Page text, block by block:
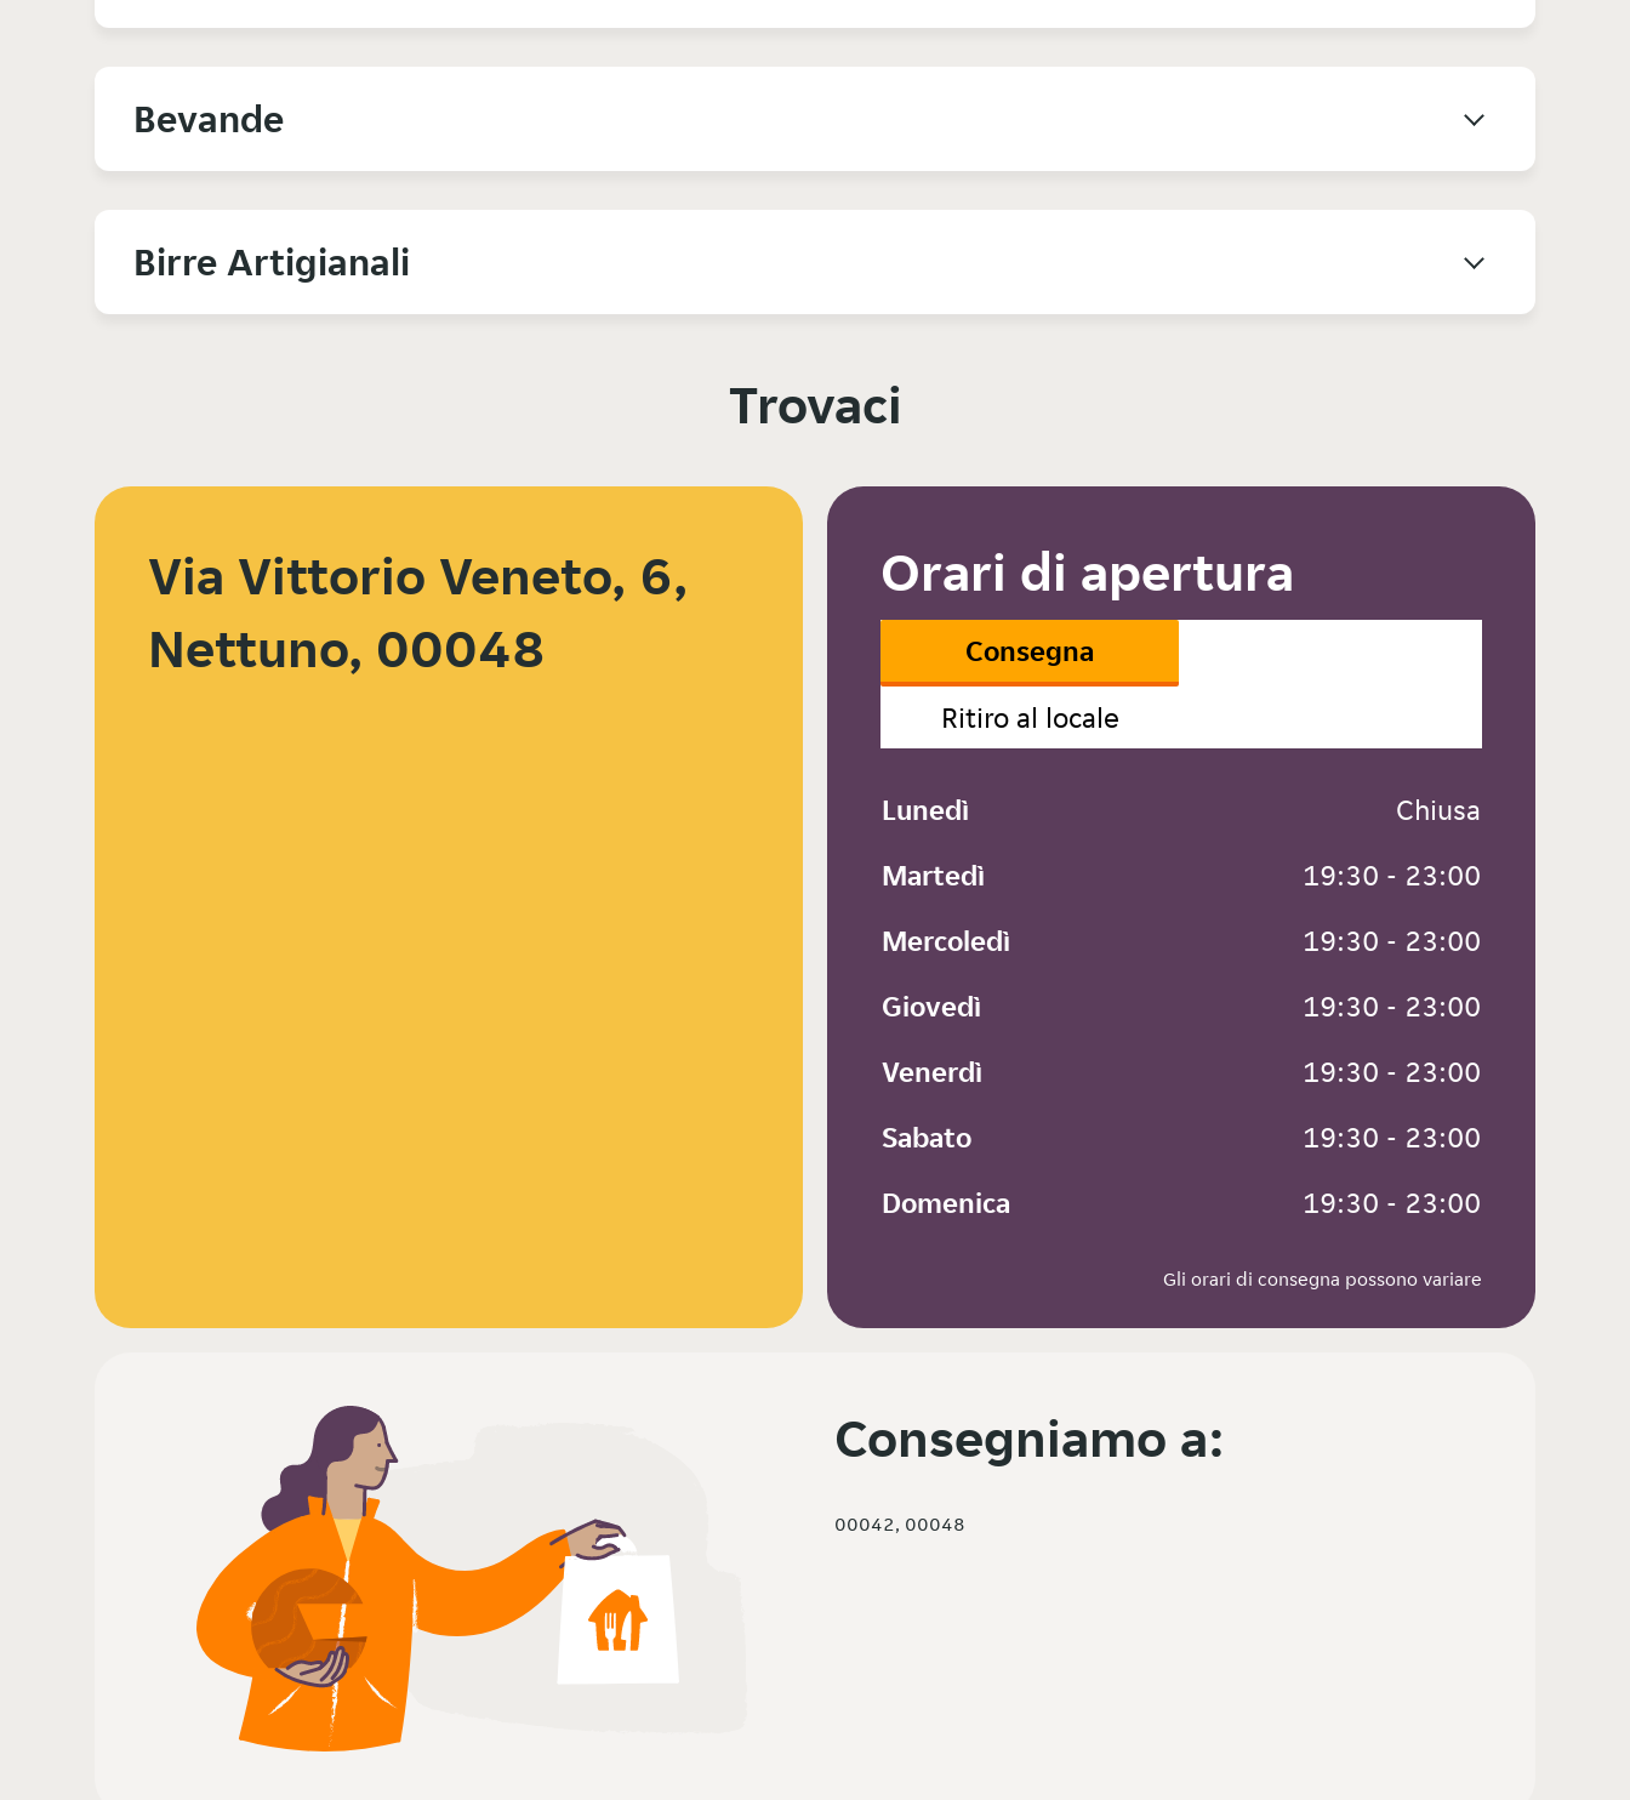
Bevande
Birre Artigianali
Trovaci
Via Vittorio Veneto, 6,
Nettuno, 00048
Orari di apertura
Consegna
Ritiro al locale
Lunedì
Chiusa
Martedì
19:30 - 23:00
Mercoledì
19:30 - 23:00
Giovedì
19:30 - 23:00
Venerdì
19:30 - 23:00
Sabato
19:30 - 23:00
Domenica
19:30 - 23:00
Gli orari di consegna possono variare
Consegniamo a:
00042, 00048